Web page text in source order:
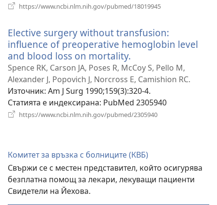
https://www.ncbi.nlm.nih.gov/pubmed/18019945
Elective surgery without transfusion:
influence of preoperative hemoglobin level
and blood loss on mortality.
нов
прозорец)
Spence RK, Carson JA, Poses R, McCoy S, Pello M,
Alexander J, Popovich J, Norcross E, Camishion RC.
Източник‎: Am J Surg 1990;159(3):320-4.
Статията е индексирана‎: PubMed 2305940
https://www.ncbi.nlm.nih.gov/pubmed/2305940
Комитет за връзка с болниците (КВБ)
Свържи се с местен представител, който осигурява
безплатна помощ за лекари, лекуващи пациенти
Свидетели на Йехова.